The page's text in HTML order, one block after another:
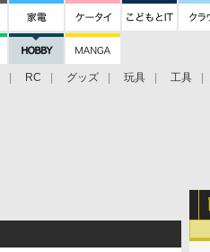
RC グッズ 玩具 工具